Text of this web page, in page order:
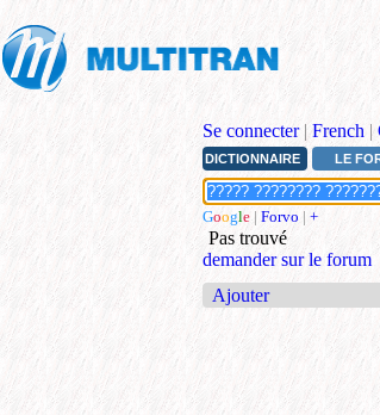
Se connecter | French |
DICTIONNAIRE LE
Google | Forvo | +
Pas trouvé
demander sur le forum
Ajouter